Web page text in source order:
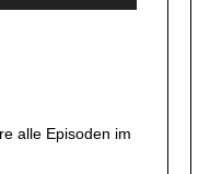
zu
alle Episoden im